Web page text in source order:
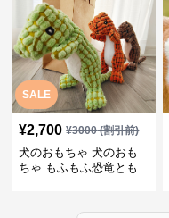
SALE
¥2,700 ¥3000(割引前)
犬のおもちゃ 犬のおも
ちゃ もふもふ恐竜とも